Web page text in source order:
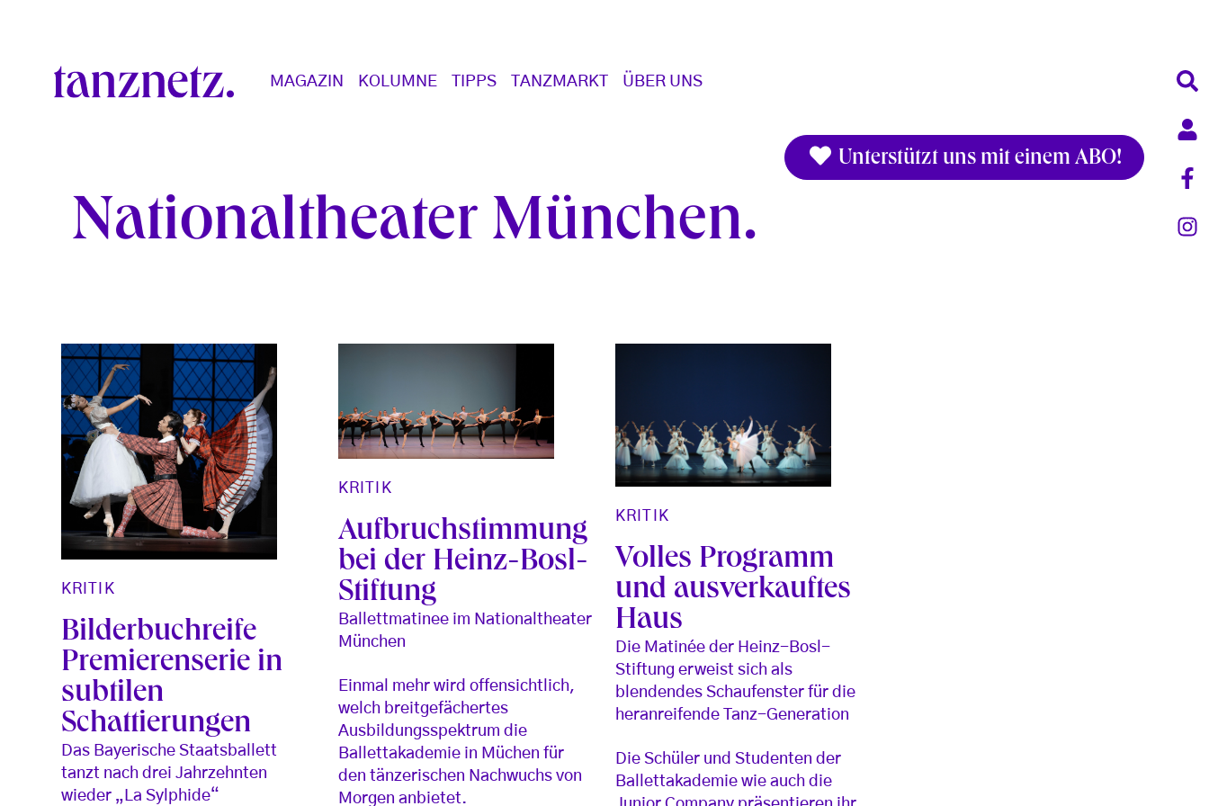
Main navigation
MAGAZIN KOLUMNE TIPPS TANZMARKT ÜBER UNS
Unterstützt uns mit einem ABO!
Nationaltheater München
KRITIK
Bilderbuchreife
Premierenserie in
subtilen
Schattierungen
Das Bayerische Staatsballett
tanzt nach drei Jahrzehnten
wieder „La Sylphide“
KRITIK
Aufbruchstimmung
bei der Heinz-Bosl-
Stiftung
Ballettmatinee im Nationaltheater
München
Einmal mehr wird offensichtlich,
welch breitgefächertes
Ausbildungsspektrum die
Ballettakademie in Müchen für
den tänzerischen Nachwuchs von
Morgen anbietet.
KRITIK
Volles Programm
und ausverkauftes
Haus
Die Matinée der Heinz-Bosl-
Stiftung erweist sich als
blendendes Schaufenster für die
heranreifende Tanz-Generation
Die Schüler und Studenten der
Ballettakademie wie auch die